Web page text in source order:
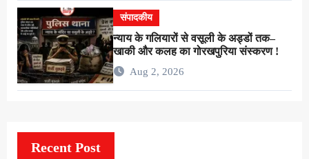
संपादकीय
न्याय के गलियारों से वसूली के अड्डों तक–
खाकी और कलह का गोरखपुरिया संस्करण !
Aug 2, 2026
Recent Post